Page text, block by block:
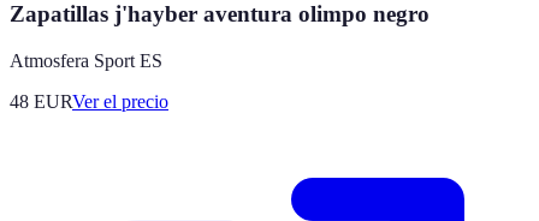
Zapatillas j'hayber aventura olimpo negro
Atmosfera Sport ES
48 EURVer el precio